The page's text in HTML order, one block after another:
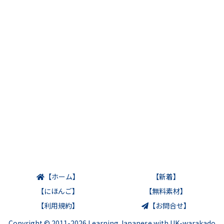
【ホーム】
【新着】
【にほんご】
【無料素材】
【利用規約】
【お問合せ】